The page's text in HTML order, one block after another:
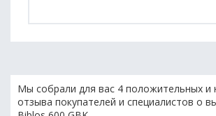
Мы собрали для вас 4 положительных и
отзыва покупателей и специалистов о